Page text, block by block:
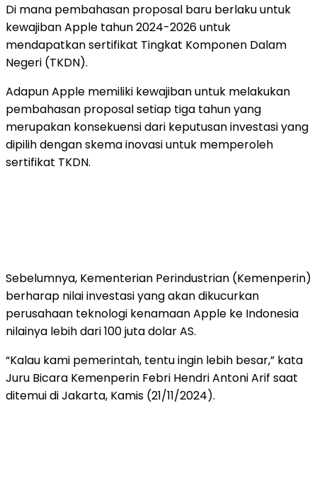
Di mana pembahasan proposal baru berlaku untuk
kewajiban Apple tahun 2024-2026 untuk
mendapatkan sertifikat Tingkat Komponen Dalam
Negeri (TKDN).
Adapun Apple memiliki kewajiban untuk melakukan
pembahasan proposal setiap tiga tahun yang
merupakan konsekuensi dari keputusan investasi yang
dipilih dengan skema inovasi untuk memperoleh
sertifikat TKDN.
Sebelumnya, Kementerian Perindustrian (Kemenperin)
berharap nilai investasi yang akan dikucurkan
perusahaan teknologi kenamaan Apple ke Indonesia
nilainya lebih dari 100 juta dolar AS.
“Kalau kami pemerintah, tentu ingin lebih besar,” kata
Juru Bicara Kemenperin Febri Hendri Antoni Arif saat
ditemui di Jakarta, Kamis (21/11/2024).